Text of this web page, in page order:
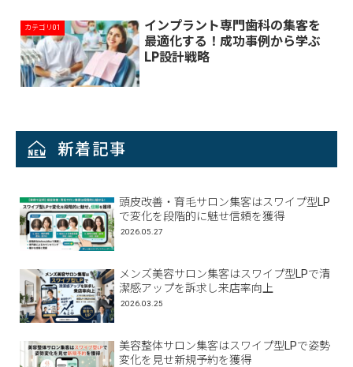
カテゴリ01
インプラント専門歯科の集客を
最適化する！成功事例から学ぶ
LP設計戦略
新着記事
頭皮改善・育毛サロン集客はスワイプ型LP
で変化を段階的に魅せ信頼を獲得
2026.05.27
メンズ美容サロン集客はスワイプ型LPで清
潔感アップを訴求し来店率向上
2026.03.25
美容整体サロン集客はスワイプ型LPで姿勢
変化を見せ新規予約を獲得